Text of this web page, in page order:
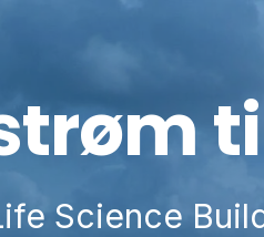
Science